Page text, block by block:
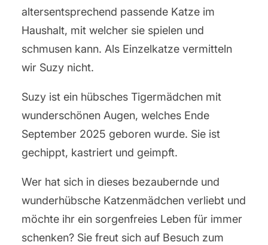
altersentsprechend passende Katze im
Haushalt, mit welcher sie spielen und
schmusen kann. Als Einzelkatze vermitteln
wir Suzy nicht.
Suzy ist ein hübsches Tigermädchen mit
wunderschönen Augen, welches Ende
September 2025 geboren wurde. Sie ist
gechippt, kastriert und geimpft.
Wer hat sich in dieses bezaubernde und
wunderhübsche Katzenmädchen verliebt und
möchte ihr ein sorgenfreies Leben für immer
schenken? Sie freut sich auf Besuch zum